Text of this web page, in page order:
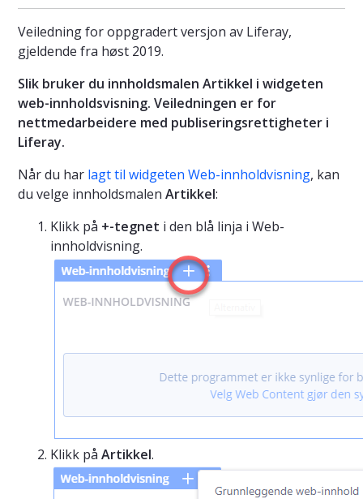
Veiledning for oppgradert versjon av Liferay,
gjeldende fra høst 2019.
Slik bruker du innholdsmalen Artikkel i widgeten
web-innholdsvisning. Veiledningen er for
nettmedarbeidere med publiseringsrettigheter i
Liferay.
Når du har lagt til widgeten Web-innholdvisning, kan
du velge innholdsmalen Artikkel:
Klikk på +-tegnet i den blå linja i Web-
innholdvisning.
Klikk på Artikkel.